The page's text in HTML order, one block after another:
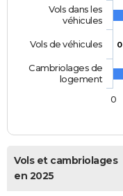
0
Vols dans les
véhicules
Vols de véhicules
Cambriolages de
logement
0
Vols et cambriolages
en 2025